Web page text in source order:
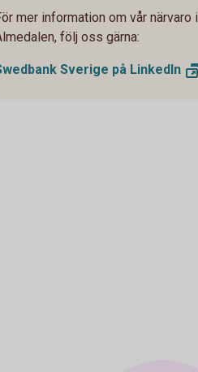
mer information om vår närvaro i
följ oss gärna:
Sverige på LinkedIn